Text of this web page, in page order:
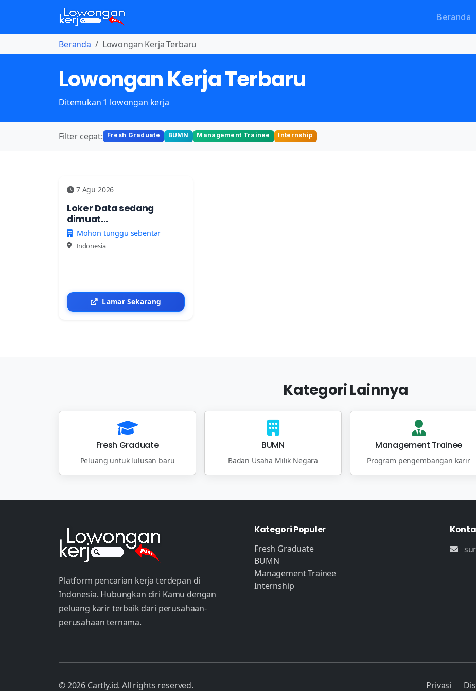
Beranda
Beranda Lowongan Kerja Terbaru
Lowongan Kerja Terbaru
Ditemukan 1 lowongan kerja
Filter cepat: Fresh Graduate BUMN Management Trainee Internship
7 Agu 2026
Loker Data sedang
dimuat...
Mohon tunggu sebentar
Indonesia
Lamar Sekarang
Kategori Lainnya
Fresh Graduate
Peluang untuk lulusan baru
BUMN
Badan Usaha Milik Negara
Management Trainee
Program pengembangan karir
Platform pencarian kerja terdepan di
Indonesia. Hubungkan diri Kamu dengan
peluang karir terbaik dari perusahaan-
perusahaan ternama.
Kategori Populer
Fresh Graduate
BUMN
Management Trainee
Internship
© 2026 Cartly.id. All rights reserved. Privasi